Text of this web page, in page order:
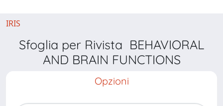
IRIS
Sfoglia per Rivista BEHAVIORAL
AND BRAIN FUNCTIONS
Opzioni